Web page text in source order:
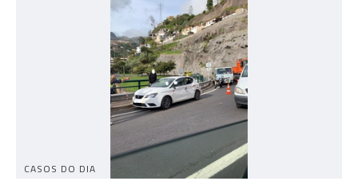
CASOS DO DIA